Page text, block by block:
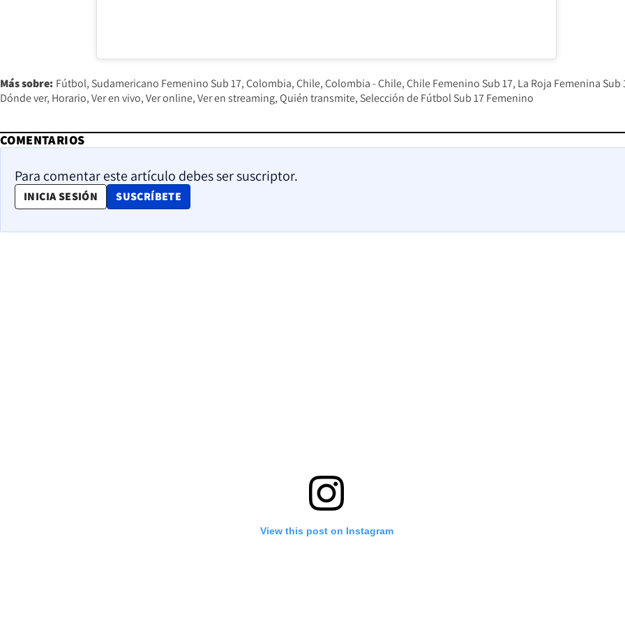
View this post on Instagram
Más sobre: Fútbol Sudamericano Femenino Sub 17 Colombia Chile Colombia - Chile Chile Femenino Sub 17 La Roja Femenina Sub
Dónde ver Horario Ver en vivo Ver online Ver en streaming Quién transmite Selección de Fútbol Sub 17 Femenino
COMENTARIOS
Para comentar este artículo debes ser suscriptor.
INICIA SESIÓN SUSCRÍBETE
OPENS IN NEW WINDOW